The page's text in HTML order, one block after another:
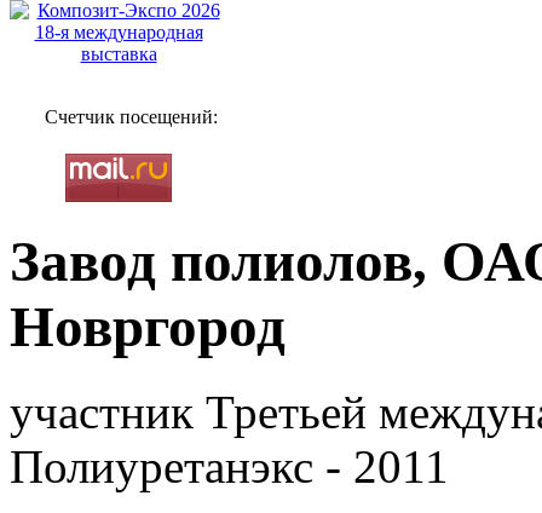
Счетчик посещений:
Завод полиолов,
Новргород
участник Третьей
Полиуретанэкс - 2011